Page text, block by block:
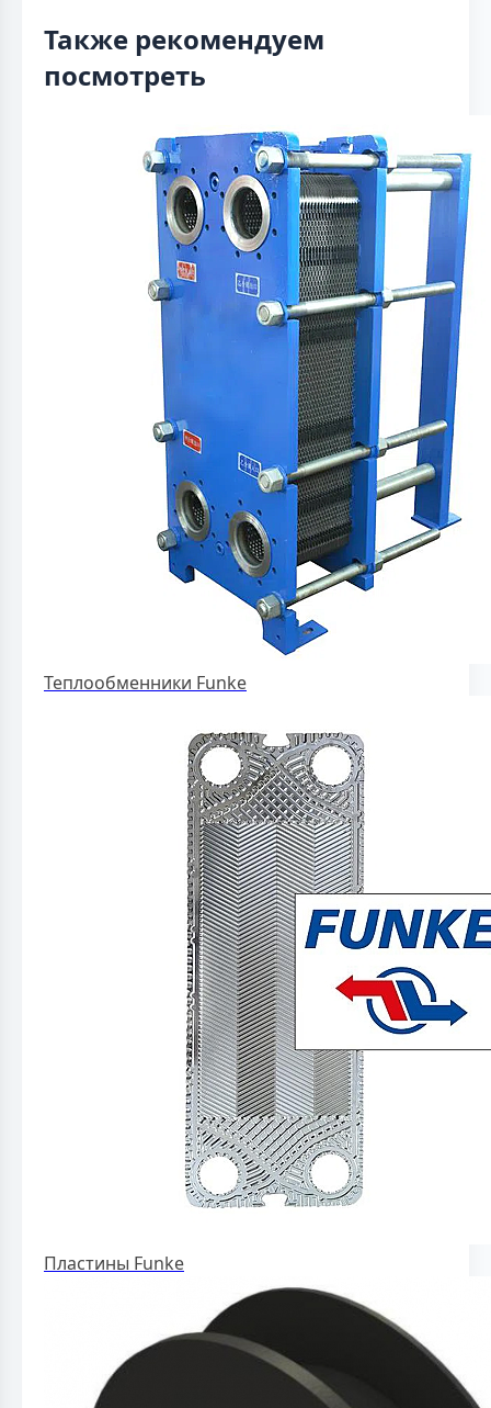
Также рекомендуем
посмотреть
Теплообменники Funke
Пластины Funke